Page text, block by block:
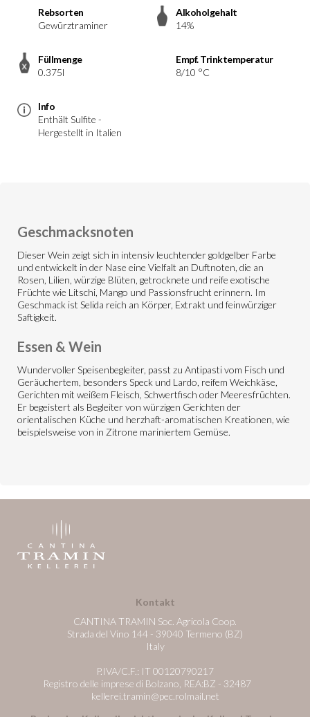
Rebsorten
Gewürztraminer
Alkoholgehalt
14%
Füllmenge
0.375l
Empf. Trinktemperatur
8/10 °C
Info
Enthält Sulfite -
Hergestellt in Italien
Geschmacksnoten
Dieser Wein zeigt sich in intensiv leuchtender goldgelber Farbe
und entwickelt in der Nase eine Vielfalt an Duftnoten, die an
Rosen, Lilien, würzige Blüten, getrocknete und reife exotische
Früchte wie Litschi, Mango und Passionsfrucht erinnern. Im
Geschmack ist Selida reich an Körper, Extrakt und feinwürziger
Saftigkeit.
Essen & Wein
Wundervoller Speisenbegleiter, passt zu Antipasti vom Fisch und
Geräuchertem, besonders Speck und Lardo, reifem Weichkäse,
Gerichten mit weißem Fleisch, Schwertfisch oder Meeresfrüchten.
Er begeistert als Begleiter von würzigen Gerichten der
orientalischen Küche und herzhaft-aromatischen Kreationen, wie
beispielsweise von in Zitrone mariniertem Gemüse.
Kontakt
CANTINA TRAMIN Soc. Agricola Coop.
Strada del Vino 144 - 39040 Termeno (BZ)
Italy
P.IVA/C.F.: IT 00120790217
Registro delle imprese di Bolzano, REA:BZ - 32487
kellerei.tramin@pec.rolmail.net